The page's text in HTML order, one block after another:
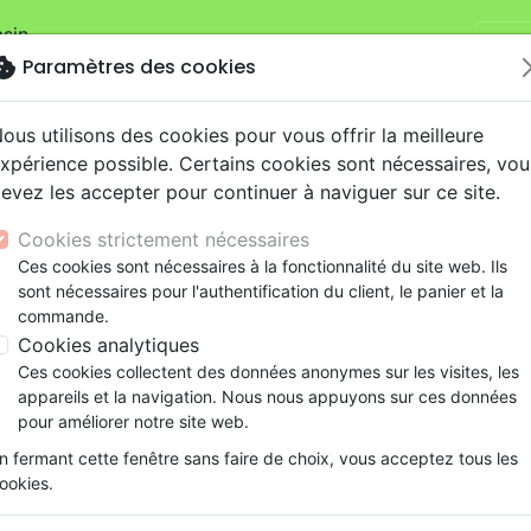
Je
sur la boutiqueLa Maison de la Bible Suisse
NouveautésBibles
Testaments
Etude biblique
NEG
Bandes dessinées
Souffrance, Relation d'aide
Santé
Événements actuels
Couple
Découverte de la foi
Souffrance, Relation d'aide
Psychologie
ans
Adolescents, jeunes
Latino, Folk
Soul
Rap, Hip-hop
Louange, Adoration
Hardrock, Métal
animés
conférences
Films, fiction
Jeux
de Noël
Ma petite histoire de Noël
Auteur :Christina Goodings
Référence EXL0185 EAN 9782755001853
Paramètres des cookies
utilisons des cookies pour vous offrir la meilleure
possible. Certains cookies sont nécessaires,
les accepter pour continuer à naviguer sur ce site.
Cookies strictement nécessaires
Ces cookies sont nécessaires à la fonctionnalité du site web. Ils
sont nécessaires pour l'authentification du client, le panier et la
commande.
Cookies analytiques
Ces cookies collectent des données anonymes sur les visites, les
appareils et la navigation. Nous nous appuyons sur ces données
pour améliorer notre site web.
fermant cette fenêtre sans faire de choix, vous acceptez tous les